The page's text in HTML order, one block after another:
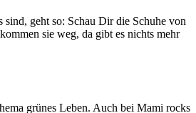
geht so: Schau Dir die Schuhe von
sie weg, da gibt es nichts mehr
grünes Leben. Auch bei Mami rocks